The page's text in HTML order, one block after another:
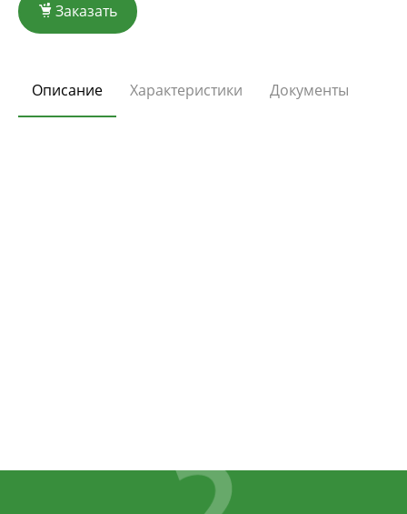
Заказать
Описание Характеристики Документы